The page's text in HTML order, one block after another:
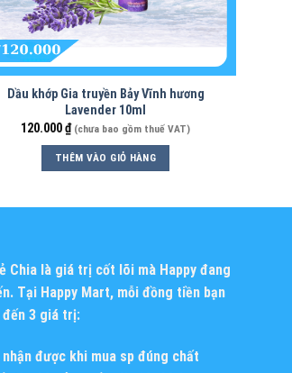
Dầu khớp Gia truyền Bảy Vĩnh hương
Lavender 10ml
120.000₫ (chưa bao gồm thuế VAT)
THÊM VÀO GIỎ HÀNG
Chia là giá trị cốt lõi mà Happy đang
Tại Happy Mart, mỗi đồng tiền bạn
đến 3 giá trị:
nhận được khi mua sp đúng chất